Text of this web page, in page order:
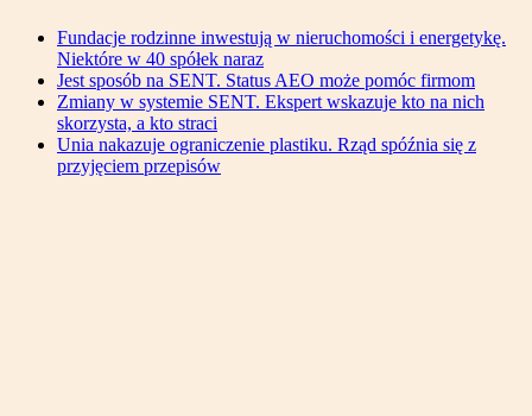
Fundacje rodzinne inwestują w nieruchomości i energetykę.
Niektóre w 40 spółek naraz
Jest sposób na SENT. Status AEO może pomóc firmom
Zmiany w systemie SENT. Ekspert wskazuje kto na nich
skorzysta, a kto straci
Unia nakazuje ograniczenie plastiku. Rząd spóźnia się z
przyjęciem przepisów